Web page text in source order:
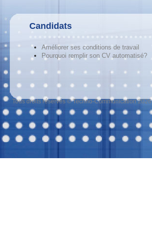
Candidats
Améliorer ses conditions de travail
Pourquoi remplir son CV automatisé?
Tous droits réservés © Techno-Communication 2026